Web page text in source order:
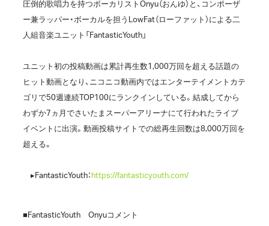
圧倒的歌唱力を持つボーカリストOnyu（おんゆ）と、コンポーザ
ー兼ラッパー・ボーカルを担うLowFat（ローファット）による二
人組音楽ユニット「FantasticYouth」
ユニット初の投稿動画は累計再生数1,000万回を超える話題の
ヒット動画となり、ニコニコ動画内ではエンターテイメントカテ
ゴリで50週連続TOP100にランクインしている。結成してから
わずか7ヵ月でさいたまスーパーアリーナにて行われたライブ
イベントに出演。動画投稿サイトでの総再生回数は8,000万回を
超える。
▸FantasticYouth：https://fantasticyouth.com/
■FantasticYouth Onyuコメント